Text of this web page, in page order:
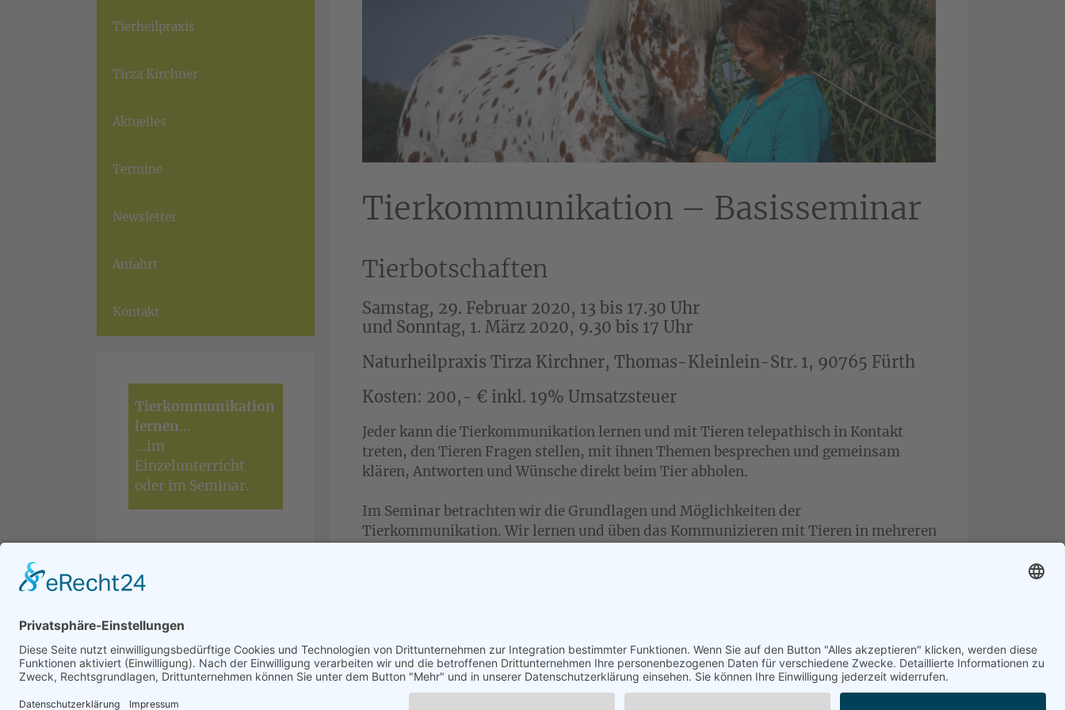
Tierkommunikation – Basisseminar
Tierbotschaften
Samstag, 29. Februar 2020, 13 bis 17.30 Uhr
und Sonntag, 1. März 2020, 9.30 bis 17 Uhr
Naturheilpraxis Tirza Kirchner, Thomas-Kleinlein-Str. 1, 90765 Fürth
Kosten: 200,- € inkl. 19% Umsatzsteuer
Jeder kann die Tierkommunikation lernen und mit Tieren telepathisch in Kontakt
treten, den Tieren Fragen stellen, mit ihnen Themen besprechen und gemeinsam
klären, Antworten und Wünsche direkt beim Tier abholen.
Im Seminar betrachten wir die Grundlagen und Möglichkeiten der
Tierkommunikation. Wir lernen und üben das Kommunizieren mit Tieren in mehreren
Tierheilpraxis
Tirza Kirchner
Aktuelles
Termine
Newsletter
Anfahrt
Kontakt
Tierkommunikation
lernen...
...im
Einzelunterricht
oder im Seminar.